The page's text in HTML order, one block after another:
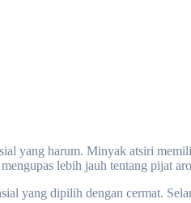
lebih jauh tentang pijat
yang dipilih dengan cermat.